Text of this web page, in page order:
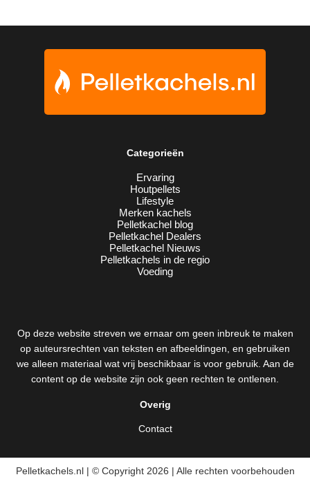
Categorieën
Ervaring
Houtpellets
Lifestyle
Merken kachels
Pelletkachel blog
Pelletkachel Dealers
Pelletkachel Nieuws
Pelletkachels in de regio
Voeding
Op deze website streven we ernaar om geen inbreuk te maken
op auteursrechten van teksten en afbeeldingen, en gebruiken
we alleen materiaal wat vrij beschikbaar is voor gebruik. Aan de
content op de website zijn ook geen rechten te ontlenen.
Overig
Contact
Pelletkachels.nl | © Copyright 2026 | Alle rechten voorbehouden